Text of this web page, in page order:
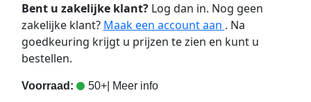
Bent u zakelijke klant?Log dan in. Nog geen
zakelijke klant? Maak een account aan . Na
goedkeuring krijgt u prijzen te zien en kunt u
bestellen.
Voorraad: 50+| Meer info